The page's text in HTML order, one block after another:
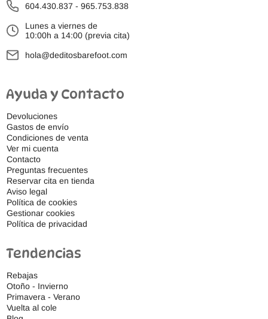
604.430.837 - 965.753.838
Lunes a viernes de
10:00h a 14:00 (previa cita)
hola@deditosbarefoot.com
Ayuda y Contacto
Devoluciones
Gastos de envío
Condiciones de venta
Ver mi cuenta
Contacto
Preguntas frecuentes
Reservar cita en tienda
Aviso legal
Política de cookies
Gestionar cookies
Política de privacidad
Tendencias
Rebajas
Otoño - Invierno
Primavera - Verano
Vuelta al cole